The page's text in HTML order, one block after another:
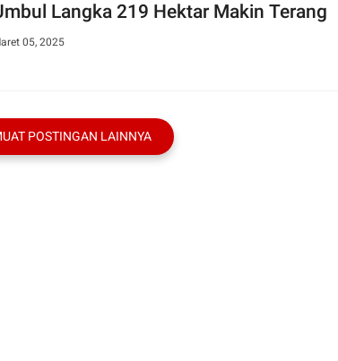
Langka 219 Hektar Makin Terang
05, 2025
POSTINGAN LAINNYA